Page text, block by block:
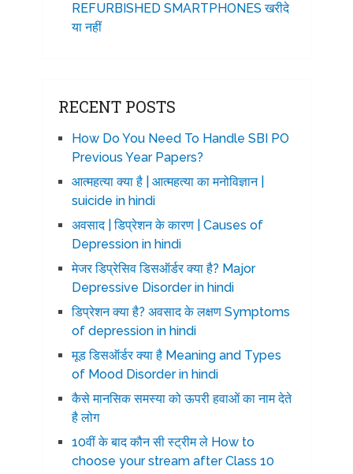
REFURBISHED SMARTPHONES खरीदे
या नहीं
RECENT POSTS
How Do You Need To Handle SBI PO
Previous Year Papers?
आत्महत्या क्या है | आत्महत्या का मनोविज्ञान |
suicide in hindi
अवसाद | डिप्रेशन के कारण | Causes of
Depression in hindi
मेजर डिप्रेसिव डिसऑर्डर क्या है? Major
Depressive Disorder in hindi
डिप्रेशन क्या है? अवसाद के लक्षण Symptoms
of depression in hindi
मूड डिसऑर्डर क्या है Meaning and Types
of Mood Disorder in hindi
कैसे मानसिक समस्या को ऊपरी हवाओं का नाम देते
है लोग
10वीं के बाद कौन सी स्ट्रीम ले How to
choose your stream after Class 10